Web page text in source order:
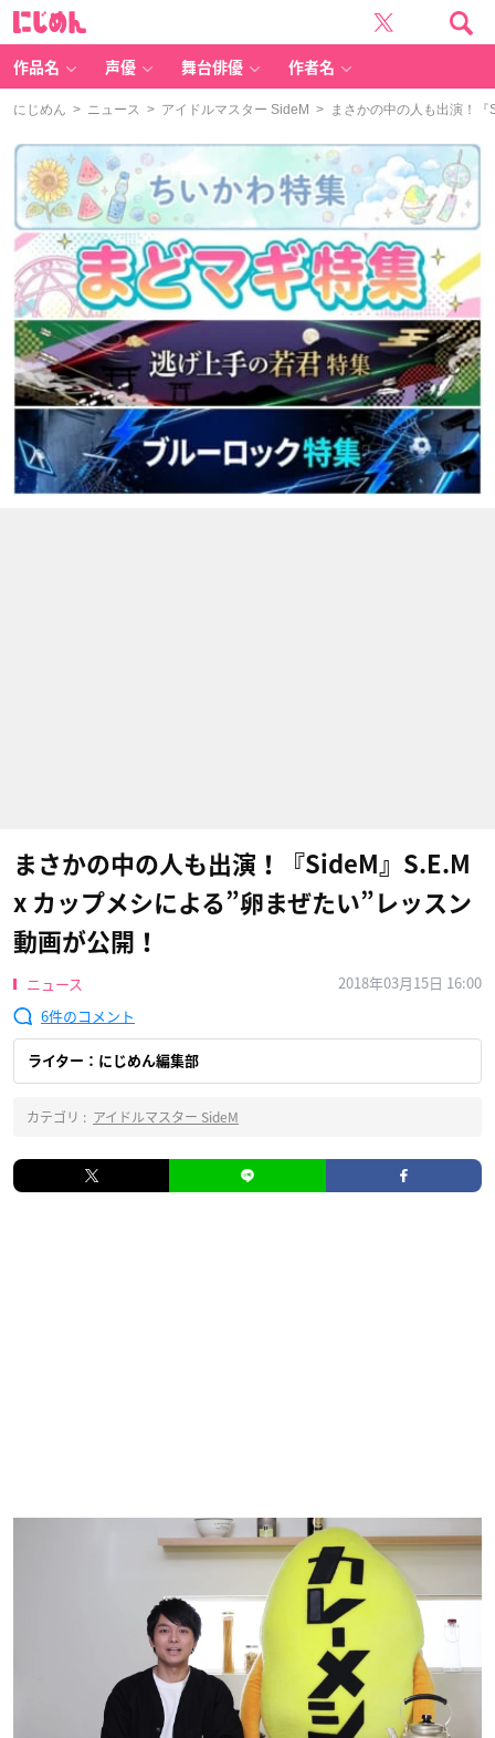
作品名 声優 舞台俳優 作者名
にじめん > ニュース > アイドルマスター SideM > まさかの中の人も出演！『
まさかの中の人も出演！『SideM』S.E.M
x カップメシによる”卵まぜたい”レッスン
動画が公開！
ニュース
2018年03月15日 16:00
6
ライター：にじめん編集部
カテゴリ : アイドルマスター SideM